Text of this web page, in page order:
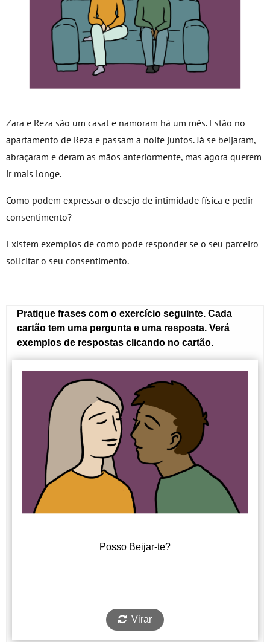
Zara e Reza são um casal e namoram há um mês. Estão no
apartamento de Reza e passam a noite juntos. Já se beijaram,
abraçaram e deram as mãos anteriormente, mas agora querem
ir mais longe.
Como podem expressar o desejo de intimidade física e pedir
consentimento?
Existem exemplos de como pode responder se o seu parceiro
solicitar o seu consentimento.